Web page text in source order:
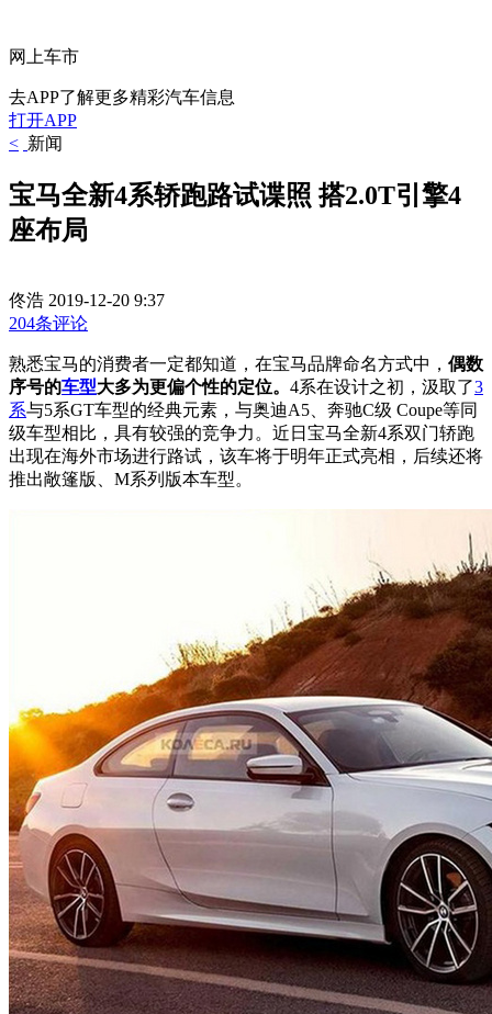
网上车市
去APP了解更多精彩汽车信息
打开APP
< 新闻
宝马全新4系轿跑路试谍照 搭2.0T引擎4
座布局
佟浩 2019-12-20 9:37
204条评论
熟悉宝马的消费者一定都知道，在宝马品牌命名方式中， 偶数
序号的车型大多为更偏个性的定位。 4系在设计之初，汲取了3
系与5系GT车型的经典元素，与奥迪A5、奔驰C级 Coupe等同
级车型相比，具有较强的竞争力。近日宝马全新4系双门轿跑
出现在海外市场进行路试，该车将于明年正式亮相，后续还将
推出敞篷版、M系列版本车型。